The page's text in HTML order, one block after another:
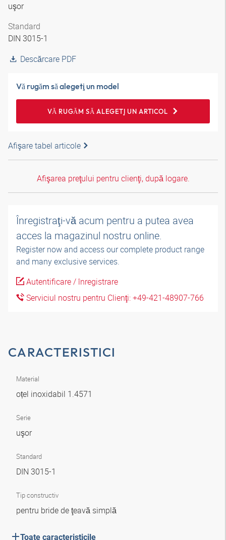
uşor
Standard
DIN 3015-1
Descărcare PDF
Vă rugăm să alegeţi un model
VĂ RUGĂM SĂ ALEGEŢI UN ARTICOL
Afişare tabel articole
Afişarea preţului pentru clienţi, după logare.
Înregistraţi-vă acum pentru a putea avea
acces la magazinul nostru online.
Register now and access our complete product range
and many exclusive services.
Autentificare / înregistrare
Serviciul nostru pentru Clienţi: +49-421-48907-766
CARACTERISTICI
Material
oțel inoxidabil 1.4571
Serie
uşor
Standard
DIN 3015-1
Tip constructiv
pentru bride de ţeavă simplă
Toate caracteristicile